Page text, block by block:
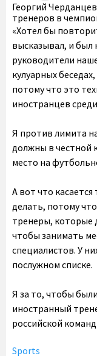
Георгий
тренеров в
«Хотел бы
высказывал, и был
руководители
кулуарных
потому что это
иностранцев
Я против лимита
должны в честной
место на
А вот что
делать, потому
тренеры, которые
чтобы занимать
специалистов. У
послужном списке.
Я за то, чтобы
иностранный
российской
Sports